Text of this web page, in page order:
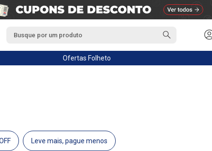
Ofertas Folheto
Leve mais, pague menos